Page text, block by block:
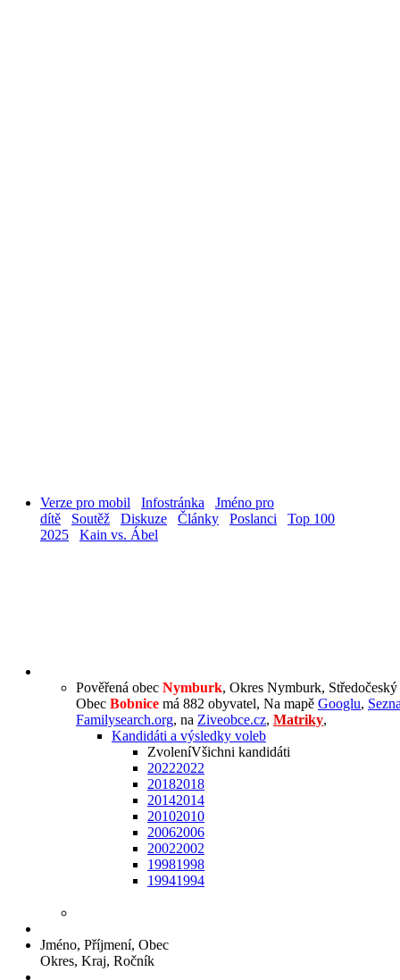
Verze pro mobil Infostránka
Jméno pro
dítě
Soutěž Diskuze Články Poslanci
Top 100
2025
Kain vs. Ábel
Pověřená obec Nymburk, Okres Nymburk,
Obec Bobnice má 882 obyvatel, Na mapě Googlu,
Familysearch.org, na Ziveobce.cz, Matriky,
Kandidáti a výsledky voleb
ZvoleníVšichni kandidáti
20222022
20182018
20142014
20102010
20062006
20022002
19981998
19941994
Jméno, Příjmení, Obec
Okres, Kraj, Ročník